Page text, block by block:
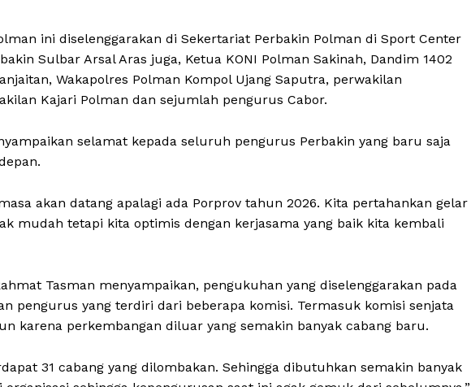
ini diselenggarakan di Sekertariat Perbakin Polman di Sport Center
Sulbar Arsal Aras juga, Ketua KONI Polman Sakinah, Dandim 1402
Wakapolres Polman Kompol Ujang Saputra, perwakilan
Kajari Polman dan sejumlah pengurus Cabor.
selamat kepada seluruh pengurus Perbakin yang baru saja
akan datang apalagi ada Porprov tahun 2026. Kita pertahankan gelar
mudah tetapi kita optimis dengan kerjasama yang baik kita kembali
Tasman menyampaikan, pengukuhan yang diselenggarakan pada
pengurus yang terdiri dari beberapa komisi. Termasuk komisi senjata
karena perkembangan diluar yang semakin banyak cabang baru.
31 cabang yang dilombakan. Sehingga dibutuhkan semakin banyak